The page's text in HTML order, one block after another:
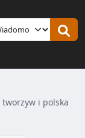
i polska